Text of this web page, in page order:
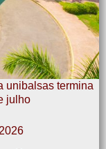
unibalsas termina
julho